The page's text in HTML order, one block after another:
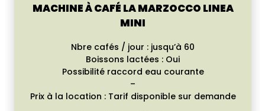
MACHINE À CAFÉ LA MARZOCCO LINEA
MINI
Nbre cafés / jour : jusqu’à 60
Boissons lactées : Oui
Possibilité raccord eau courante
–
Prix à la location : Tarif disponible sur demande